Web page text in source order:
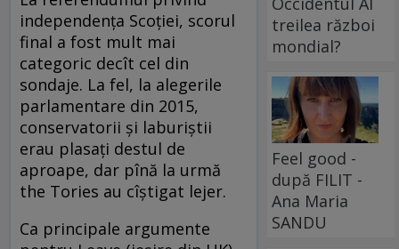
independența Scoţiei, scorul
final a fost mult mai
categoric decît cel din
sondaje. La fel, la alegerile
parlamentare din 2015,
conservatorii şi laburiştii
erau plasaţi destul de
aproape, dar pînă la urmă
the Tories au cîştigat lejer.
Ca principale argumente
treilea război
mondial?
Feel good -
după FILIT -
Ana Maria
SANDU